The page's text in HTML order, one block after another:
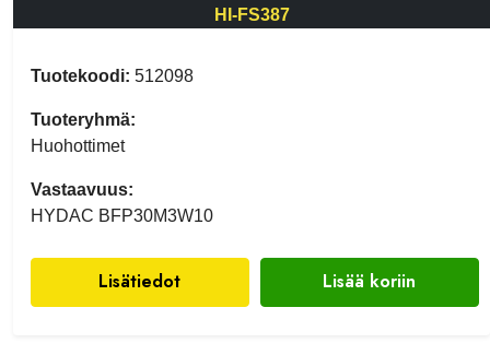
HI-FS387
Tuotekoodi: 512098
Tuoteryhmä:
Huohottimet
Vastaavuus:
HYDAC BFP30M3W10
Lisätiedot Lisää koriin